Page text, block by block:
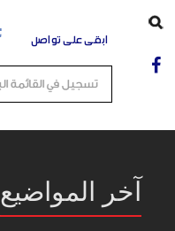
ابقى على تواصل
آخر المواضيع